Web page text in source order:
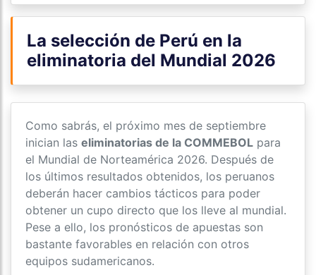
La selección de Perú en la
eliminatoria del Mundial 2026
Como sabrás, el próximo mes de septiembre
inician las eliminatorias de la COMMEBOL para
el Mundial de Norteamérica 2026. Después de
los últimos resultados obtenidos, los peruanos
deberán hacer cambios tácticos para poder
obtener un cupo directo que los lleve al mundial.
Pese a ello, los pronósticos de apuestas son
bastante favorables en relación con otros
equipos sudamericanos.